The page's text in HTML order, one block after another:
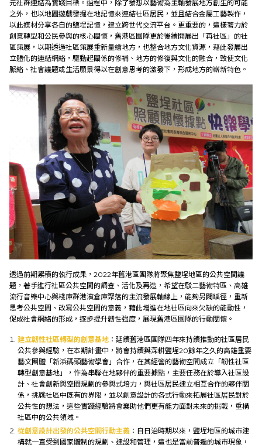
元社群連結為實踐目標。過程中，除了發想以藝術為主軸發展地方創生的可能
之外，也以地圖遊戲發掘在地記憶來連結社區居民，並且結合金屬工藝製作，
以此媒材分享各自的鹽埕記憶，建立跨世代交流平台。更重要的，這樣著力於
創意轉型和公民參與的核心關懷，舊港區團隊更於後續開展出「再社區」的社
區策展，以期透過社區策展重新量繪地方，也整合地方文化資源，藉此發展出
立體化的連結網絡，驅動起關係的修補、地方的修復與文化的融合，致使文化
脈絡、社會議題或生活願景得以在創意思考的激發下，形成地方的嶄新特色。
透過前期累積的執行成果，2022年舊港區團隊將聚焦鹽埕地區的公共空間議
題，著手進行社區公共空間的調查、活化及再造，希望在駁二藝術特區、高雄
流行音樂中心與棧庫群港濱倉庫聚落的主流發展軸線上，能夠另闢蹊徑，重新
思考公共空間、改寫公共空間的意義，藉此增進在地社區向來欠缺的能動性，
促成社會網絡的形成，逐步提升韌性強度，展現舊港區團隊的行動關懷。
建立韌性社區轉型的創意基地 ：延續舊港區團隊四年來持續推動的社區居民
公共參與經驗，在本期計畫中，將會持續與深耕鹽埕20餘年之久的高雄重要
藝文團體「新浜碼頭藝術學會」合作，在其經營的藝術空間成立「韌性社區
轉型創意基地」，作為串聯在地夥伴的重要據點，主要任務在於導入社區設
計、社會創新與空間規劃的參與式培力，與社區居民建立相互合作的夥伴關
係，挑戰社區中既有的界限，並以創意設計的各式行動來拓展社區居民對於
公共性的想法，這些實踐經驗將會襄助他們更有能力面對未來的挑戰，重構
社區中的公共領域。
從創意設計出發的公共空間行動主義 ：自日治時期以來，鹽埕地區的城市建
構就一直受到國家體制的規劃、建設和管理，這也是當前普遍的城市現象，